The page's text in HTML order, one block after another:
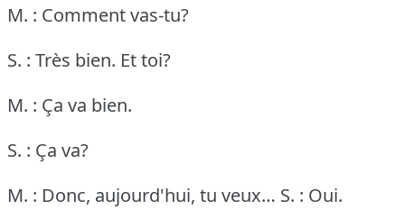
M. : Comment vas-tu?
S. : Très bien. Et toi?
M. : Ça va bien.
S. : Ça va?
M. : Donc, aujourd'hui, tu veux… S. : Oui.